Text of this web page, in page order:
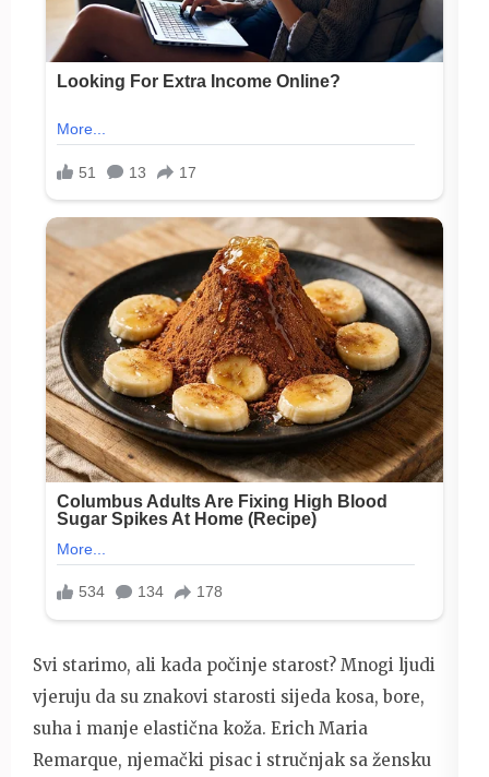
Svi starimo, ali kada počinje starost? Mnogi ljudi
vjeruju da su znakovi starosti sijeda kosa, bore,
suha i manje elastična koža. Erich Maria
Remarque, njemački pisac i stručnjak sa žensku